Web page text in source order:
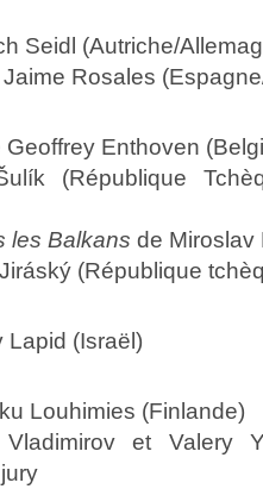
Seidl (Autriche/
Rosales
Geoffrey Enthoven
(République
les Balkans de Miroslav
(République
Lapid (Israël)
Louhimies (Finlande)
et Valery